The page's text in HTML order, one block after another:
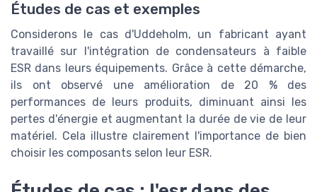
Études de cas et exemples
Considerons le cas d'Uddeholm, un fabricant ayant
travaillé sur l'intégration de condensateurs à faible
ESR dans leurs équipements. Grâce à cette démarche,
ils ont observé une amélioration de 20 % des
performances de leurs produits, diminuant ainsi les
pertes d'énergie et augmentant la durée de vie de leur
matériel. Cela illustre clairement l'importance de bien
choisir les composants selon leur ESR.